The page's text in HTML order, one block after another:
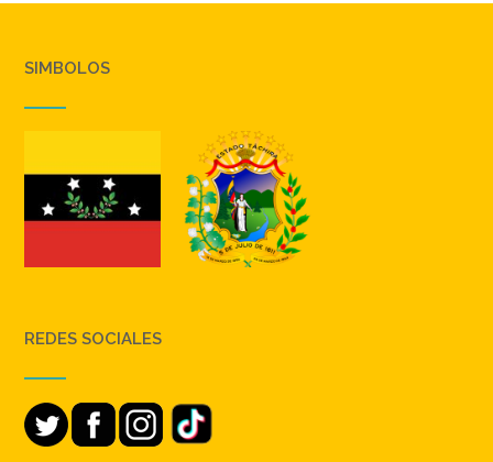
SIMBOLOS
REDES SOCIALES